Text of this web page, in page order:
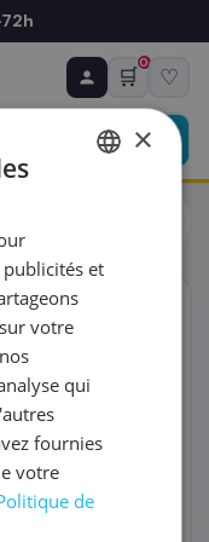
🛒
0
♡
notre équipe
×
et
votre
qui
fournies
votre
de